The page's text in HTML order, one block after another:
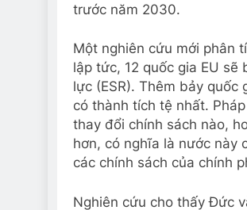
trước năm 2030.
Một nghiên cứu mới phân
lập tức, 12 quốc gia EU
lực (ESR). Thêm bảy
có thành tích tệ nhất.
thay đổi chính sách nào,
hơn, có nghĩa là nước này
các chính sách của chính
Nghiên cứu cho thấy Đức